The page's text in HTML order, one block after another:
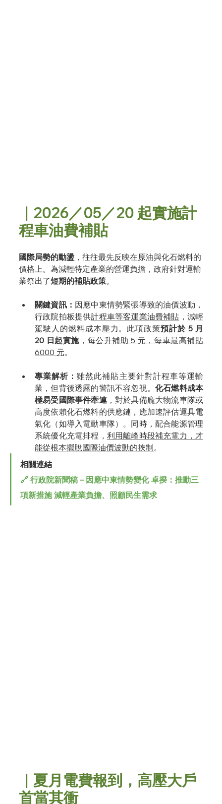
｜2026／05／20 起實施計
程車油費補貼
國際局勢的動盪 ，往往最先反映在原油與化石燃料的
價格上。為減輕特定產業的營運負擔，政府針對運輸
業祭出了短期的補貼政策。
關鍵資訊： 因應中東情勢緊張導致的油價波動，
行政院拍板提供計程車等客運業油費補貼 ，減輕
駕駛人的燃料成本壓力。此項政策預計於 5 月
20 日起實施 ， 每公升補助 5 元，每車最高補貼
6000 元。
專業解析：雖然此補貼主要針對計程車等運輸
業，但背後透露的警訊不容忽視。 化石燃料成本
極易受國際事件牽連，對於具備龐大物流車隊或
高度依賴化石燃料的供應鏈，應加速評估運具電
氣化（如導入電動車隊）。同時，配合能源管理
系統優化充電排程， 利用離峰時段補充電力，才
能從根本擺脫國際油價波動的挾制。
相關連結
🔗 行政院新聞稿－因應中東情勢變化 卓揆：推動三
項新措施 減輕產業負擔、照顧民生需求
｜夏月電費報到，高壓大戶
首當其衝